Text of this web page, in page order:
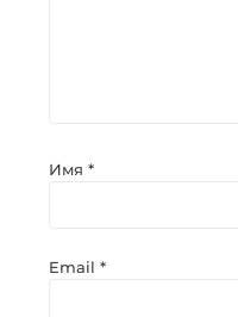
Имя *
Email *